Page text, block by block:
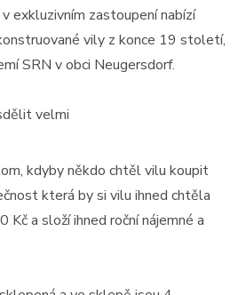
exkluzivním zastoupení nabízí
vily z konce 19 století,
SRN v obci Neugersdorf.
velmi
kdyby někdo chtěl vilu koupit
která by si vilu ihned chtěla
a složí ihned roční nájemné a